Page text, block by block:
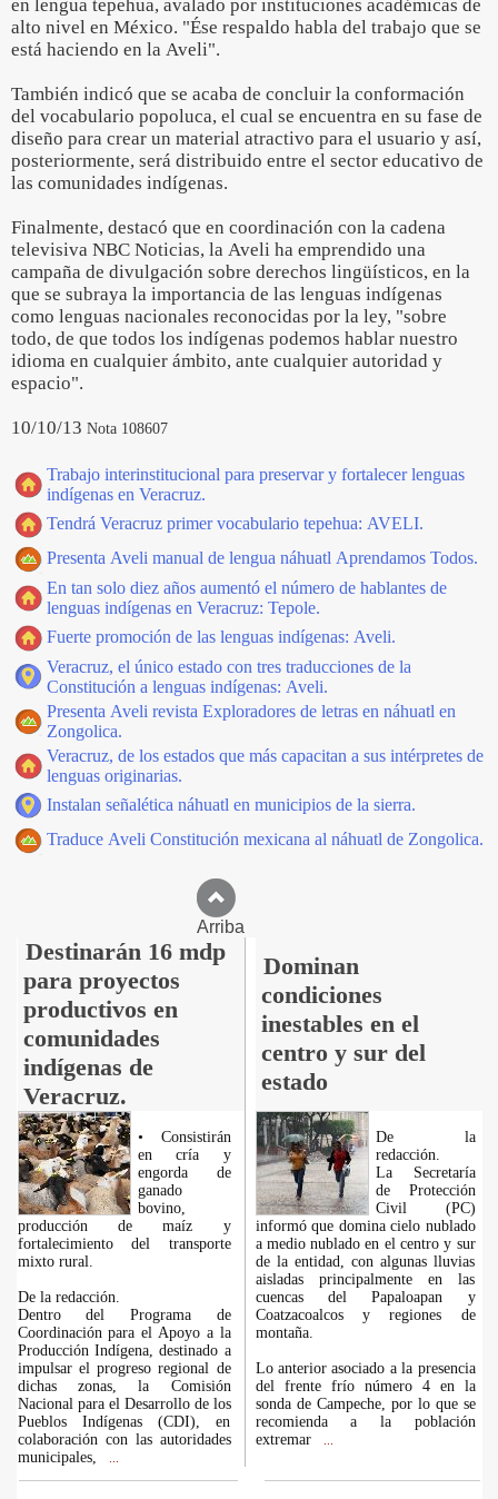
en lengua tepehua, avalado por instituciones académicas de
alto nivel en México. "Ése respaldo habla del trabajo que se
está haciendo en la Aveli".
También indicó que se acaba de concluir la conformación
del vocabulario popoluca, el cual se encuentra en su fase de
diseño para crear un material atractivo para el usuario y así,
posteriormente, será distribuido entre el sector educativo de
las comunidades indígenas.
Finalmente, destacó que en coordinación con la cadena
televisiva NBC Noticias, la Aveli ha emprendido una
campaña de divulgación sobre derechos lingüísticos, en la
que se subraya la importancia de las lenguas indígenas
como lenguas nacionales reconocidas por la ley, "sobre
todo, de que todos los indígenas podemos hablar nuestro
idioma en cualquier ámbito, ante cualquier autoridad y
espacio".
10/10/13 Nota 108607
Trabajo interinstitucional para preservar y fortalecer lenguas
indígenas en Veracruz.
Tendrá Veracruz primer vocabulario tepehua: AVELI.
Presenta Aveli manual de lengua náhuatl Aprendamos Todos.
En tan solo diez años aumentó el número de hablantes de
lenguas indígenas en Veracruz: Tepole.
Fuerte promoción de las lenguas indígenas: Aveli.
Veracruz, el único estado con tres traducciones de la
Constitución a lenguas indígenas: Aveli.
Presenta Aveli revista Exploradores de letras en náhuatl en
Zongolica.
Veracruz, de los estados que más capacitan a sus intérpretes de
lenguas originarias.
Instalan señalética náhuatl en municipios de la sierra.
Traduce Aveli Constitución mexicana al náhuatl de Zongolica.
Arriba
Destinarán 16 mdp
para proyectos
productivos en
comunidades
indígenas de
Veracruz.
Dominan
condiciones
inestables en el
centro y sur del
estado
• Consistirán
en cría y
engorda de
ganado
bovino,
producción de maíz y
fortalecimiento del transporte
mixto rural.
De la redacción.
Dentro del Programa de
Coordinación para el Apoyo a la
Producción Indígena, destinado a
impulsar el progreso regional de
dichas zonas, la Comisión
Nacional para el Desarrollo de los
Pueblos Indígenas (CDI), en
colaboración con las autoridades
municipales,
De la
redacción.
La Secretaría
de Protección
Civil (PC)
informó que domina cielo nublado
a medio nublado en el centro y sur
de la entidad, con algunas lluvias
aisladas principalmente en las
cuencas del Papaloapan y
Coatzacoalcos y regiones de
montaña.
Lo anterior asociado a la presencia
del frente frío número 4 en la
sonda de Campeche, por lo que se
recomienda a la población
extremar